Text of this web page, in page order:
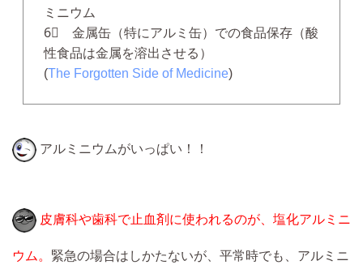
ミニウム
6⃣ 金属缶（特にアルミ缶）での食品保存（酸
性食品は金属を溶出させる）
(The Forgotten Side of Medicine)
アルミニウムがいっぱい！！
皮膚科や歯科で止血剤に使われるのが、塩化アルミニ
ウム。 緊急の場合はしかたないが、平常時でも、アルミニ